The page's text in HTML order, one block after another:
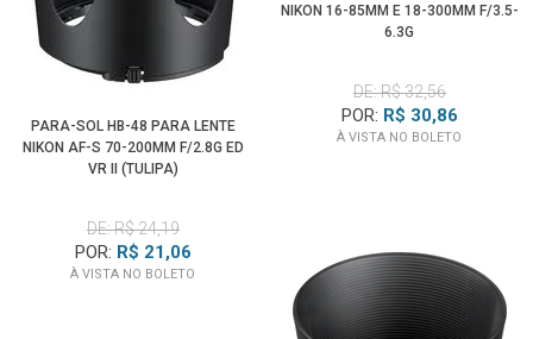
PARA-SOL HB-48 PARA LENTE
NIKON AF-S 70-200MM F/2.8G ED
VR II (TULIPA)
DE: R$ 24,19
POR: R$ 21,06
À VISTA NO BOLETO
NIKON 16-85MM E 18-300MM F/3.5-
6.3G
DE: R$ 32,56
POR: R$ 30,86
À VISTA NO BOLETO